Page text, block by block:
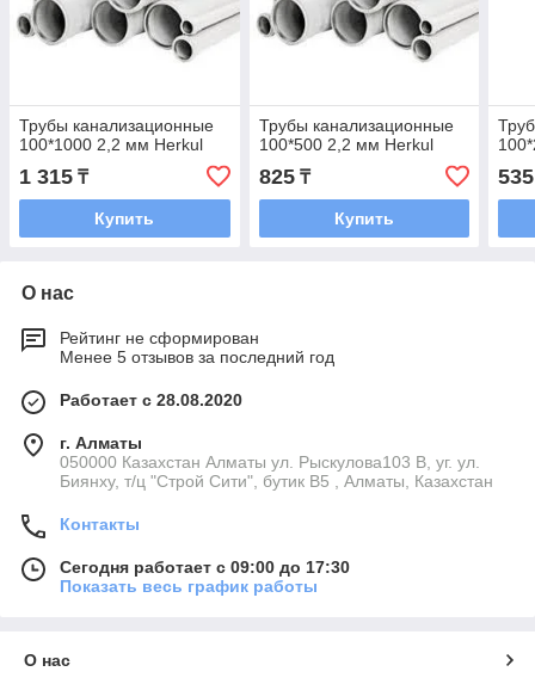
Трубы канализационные
100*1000 2,2 мм Herkul
1 315 ₸
Купить
Трубы канализационные
100*500 2,2 мм Herkul
825₸
Купить
535
О нас
Рейтинг не сформирован
Менее 5 отзывов за последний год
Работает с 28.08.2020
г. Алматы
050000 Казахстан Алматы ул. Рыскулова103 В, уг. ул.
Биянху, т/ц "Строй Сити", бутик В5 , Алматы, Казахстан
Контакты
Сегодня работает с 09:00 до 17:30
Показать весь график работы
О нас